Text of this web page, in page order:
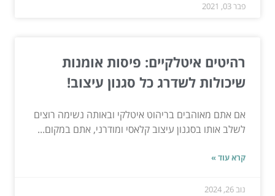
פבר 03, 2021
רהיטים איטלקיים: פיסות אומנות
שיכולות לשדרג כל סגנון עיצוב!
אם אתם מאוהבים בריהוט איטלקי ובאותה נשימה רוצים
לשלב אותו בסגנון עיצוב קלאסי ומודרני, אתם במקום...
קרא עוד »
נוב 26, 2024